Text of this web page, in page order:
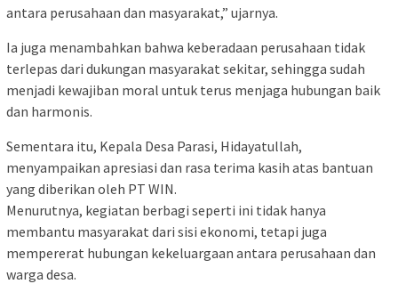
antara perusahaan dan masyarakat,” ujarnya.
Ia juga menambahkan bahwa keberadaan perusahaan tidak
terlepas dari dukungan masyarakat sekitar, sehingga sudah
menjadi kewajiban moral untuk terus menjaga hubungan baik
dan harmonis.
Sementara itu, Kepala Desa Parasi, Hidayatullah,
menyampaikan apresiasi dan rasa terima kasih atas bantuan
yang diberikan oleh PT WIN.
Menurutnya, kegiatan berbagi seperti ini tidak hanya
membantu masyarakat dari sisi ekonomi, tetapi juga
mempererat hubungan kekeluargaan antara perusahaan dan
warga desa.